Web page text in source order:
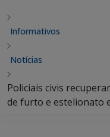
Informativos
Notícias
Policiais civis
de furto e estelionato